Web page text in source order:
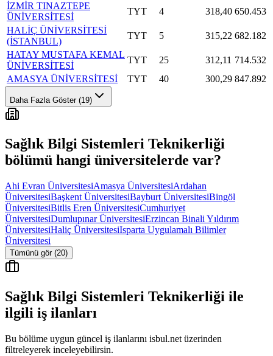
İZMİR TINAZTEPE
ÜNİVERSİTESİ
TYT 4 318,40 650.453
HALİÇ ÜNİVERSİTESİ
(İSTANBUL)
TYT 5 315,22 682.182
HATAY MUSTAFA KEMAL
ÜNİVERSİTESİ
TYT 25 312,11 714.532
AMASYA ÜNİVERSİTESİ
TYT 40 300,29 847.892
Daha Fazla Göster (19)
Sağlık Bilgi Sistemleri Teknikerliği
bölümü hangi üniversitelerde var?
Ahi Evran ÜniversitesiAmasya ÜniversitesiArdahan
ÜniversitesiBaşkent ÜniversitesiBayburt ÜniversitesiBingöl
ÜniversitesiBitlis Eren ÜniversitesiCumhuriyet
ÜniversitesiDumlupınar ÜniversitesiErzincan Binali Yıldırım
ÜniversitesiHaliç ÜniversitesiIsparta Uygulamalı Bilimler
Üniversitesi
Tümünü gör (20)
Sağlık Bilgi Sistemleri Teknikerliği ile
ilgili iş ilanları
Bu bölüme uygun güncel iş ilanlarını isbul.net üzerinden
filtreleyerek inceleyebilirsin.